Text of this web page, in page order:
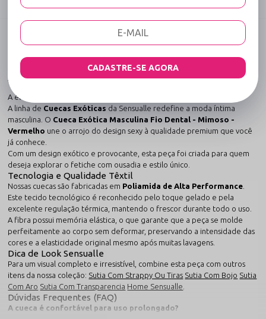
Cueca Exótica Masculina Fio Dental - Mimoso -
Vermelho
A elegância encontra a sedução nesta peça única da Sensualle.
A linha de Cuecas Exóticas da Sensualle redefine a moda íntima
masculina. O Cueca Exótica Masculina Fio Dental - Mimoso -
Vermelho une o arrojo do design sexy à qualidade premium que você
já conhece.
Com um design exótico e provocante, esta peça foi criada para quem
deseja explorar o fetiche com ousadia e estilo único.
Tecnologia e Qualidade Têxtil
Nossas cuecas são fabricadas em Poliamida de Alta Performance
Este tecido tecnológico é reconhecido pelo toque gelado e pela
excelente regulação térmica, mantendo o frescor durante todo o uso.
A fibra possui memória elástica, o que garante que a peça se molde
perfeitamente ao corpo sem deformar, preservando a intensidade das
cores e a elasticidade original mesmo após muitas lavagens.
Dica de Look Sensualle
Para um visual completo e irresistível, combine esta peça com outros
itens da nossa coleção: Sutia Com Strappy Ou Tiras Sutia Com Bojo Sutia
Com Aro Sutia Com Transparencia Home Sensualle
Dúvidas Frequentes (FAQ)
A cueca é confortável para uso prolongado?
CADASTRE-SE AGORA